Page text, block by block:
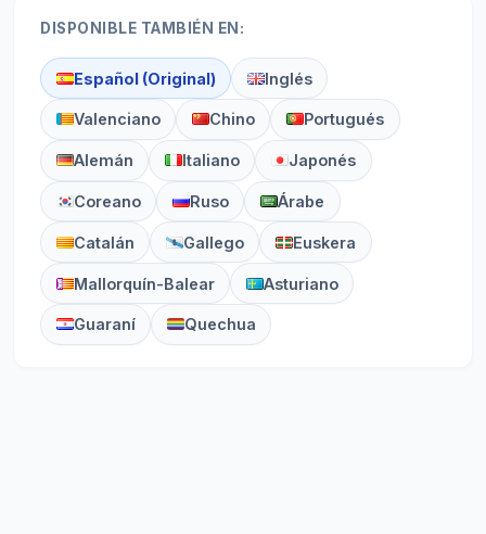
DISPONIBLE TAMBIÉN EN:
Español (Original) Inglés
Valenciano Chino Portugués
Alemán Italiano Japonés
Coreano Ruso Árabe
Catalán Gallego Euskera
Mallorquín-Balear Asturiano
Guaraní Quechua